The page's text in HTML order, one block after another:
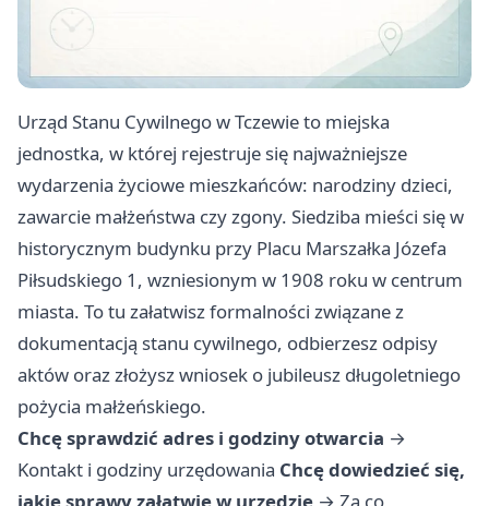
Urząd Stanu Cywilnego w Tczewie to miejska
jednostka, w której rejestruje się najważniejsze
wydarzenia życiowe mieszkańców: narodziny dzieci,
zawarcie małżeństwa czy zgony. Siedziba mieści się w
historycznym budynku przy Placu Marszałka Józefa
Piłsudskiego 1, wzniesionym w 1908 roku w centrum
miasta. To tu załatwisz formalności związane z
dokumentacją stanu cywilnego, odbierzesz odpisy
aktów oraz złożysz wniosek o jubileusz długoletniego
pożycia małżeńskiego.
Chcę sprawdzić adres i godziny otwarcia →
Kontakt i godziny urzędowania Chcę dowiedzieć się,